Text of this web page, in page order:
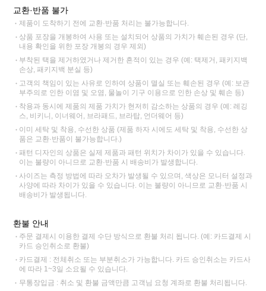
교환·반품 불가
제품이 도착하기 전에 교환·반품 처리는 불가능합니다.
상품 포장을 개봉하여 사용 또는 설치되어 상품의 가치가 훼손된 경우 (단,
내용 확인을 위한 포장 개봉의 경우 제외)
부착된 택을 제거하였거나 제거한 흔적이 있는 경우 (예: 택제거, 패키지백
손상, 패키지백 분실 등)
고객의 책임이 있는 사유로 인하여 상품이 멸실 또는 훼손된 경우 (예: 보관
부주의로 인한 이염 및 오염, 물놀이 기구 이용으로 인한 손상 및 훼손 등)
착용과 동시에 제품의 제품 가치가 현저히 감소하는 상품의 경우 (예: 레깅
스, 비키니, 이너웨어, 브라패드, 브라탑, 언더웨어 등)
이미 세탁 및 착용, 수선한 상품 (제품 하자 시에도 세탁 및 착용, 수선한 상
품은 교환·반품이 불가능합니다.)
패턴 디자인의 상품은 실제 제품과 패턴 위치가 차이가 있을 수 있습니다.
이는 불량이 아니므로 교환·반품 시 배송비가 발생합니다.
사이즈는 측정 방법에 따라 오차가 발생될 수 있으며, 색상은 모니터 설정과
사양에 따라 차이가 있을 수 있습니다. 이는 불량이 아니므로 교환·반품 시
배송비가 발생됩니다.
환불 안내
주문 결제시 이용한 결제 수단 방식으로 환불 처리 됩니다. (예: 카드결제 시
카드 승인취소로 환불)
카드결제 : 전체취소 또는 부분취소가 가능합니다. 카드 승인취소는 카드사
에 따라 1~3일 소요될 수 있습니다.
무통장입금 : 취소 및 환불 금액만큼 고객님 요청 계좌로 환불 처리됩니다.